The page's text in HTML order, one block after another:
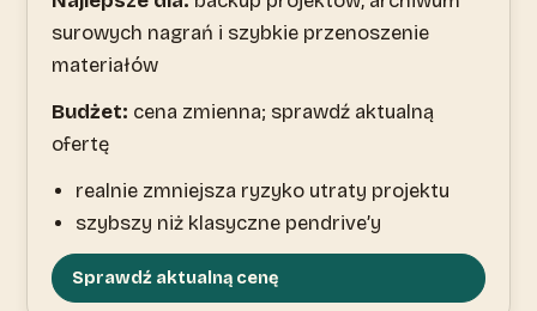
surowych nagrań i szybkie przenoszenie
materiałów
Budżet: cena zmienna; sprawdź aktualną
ofertę
realnie zmniejsza ryzyko utraty projektu
szybszy niż klasyczne pendrive’y
Sprawdź aktualną cenę